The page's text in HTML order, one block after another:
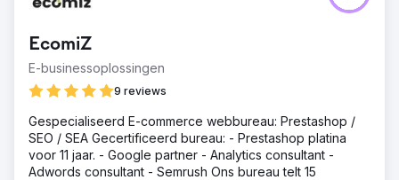
EcomiZ
E-businessoplossingen
9 reviews
Gespecialiseerd E-commerce webbureau: Prestashop /
SEO / SEA Gecertificeerd bureau: - Prestashop platina
voor 11 jaar. - Google partner - Analytics consultant -
Adwords consultant - Semrush Ons bureau telt 15